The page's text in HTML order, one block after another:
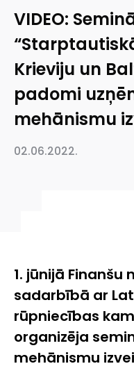
VIDEO:
Krieviju un
padomi
mehānismu
02.06.2022.
1. jūnijā Finanšu
sadarbībā ar
rūpniecības
organizēja
mehānismu